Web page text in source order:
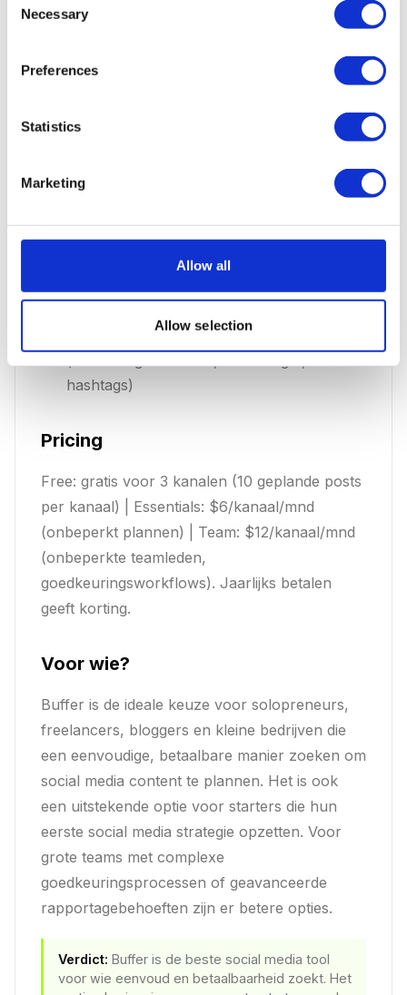
Selection
Necessary
Preferences
Statistics
Marketing
Allow all
Allow selection
aan platformspecifieke vereisten
pagina voor Instagram en TikTok, inclusief
reageer op comments
en berichten vanuit Buffer -- beschikbaar
voor Instagram en Facebook
Analytics:overzichtelijke rapporten per
klikken en beste posttijden
content automatisch aan per platform
hashtags)
Pricing
Free: gratis voor 3 kanalen (10 geplande posts
per kanaal) | Essentials: $6/kanaal/mnd
(onbeperkt plannen) | Team: $12/kanaal/mnd
(onbeperkte teamleden,
goedkeuringsworkflows). Jaarlijks betalen
geeft korting.
Voor wie?
Buffer is de ideale keuze voor solopreneurs,
freelancers, bloggers en kleine bedrijven die
een eenvoudige, betaalbare manier zoeken om
social media content te plannen. Het is ook
een uitstekende optie voor starters die hun
eerste social media strategie opzetten. Voor
grote teams met complexe
goedkeuringsprocessen of geavanceerde
rapportagebehoeften zijn er betere opties.
Verdict: Buffer is de beste social media tool
voor wie eenvoud en betaalbaarheid zoekt. Het